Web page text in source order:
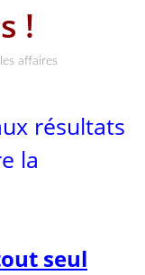
!
affaires
résultats
la
seul